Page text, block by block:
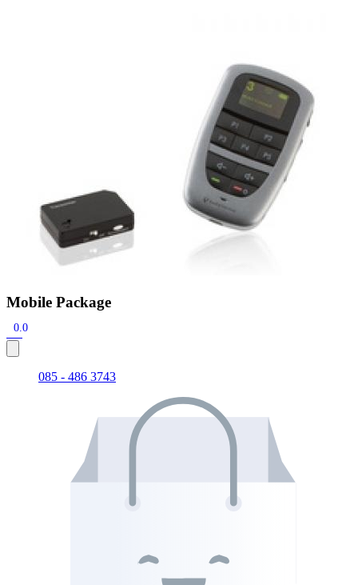
Signia Pure BCT IXSignia Silk IX
FiltersDomes
De Signia Active Mini IX is het nieuwste hoortoestel van Signia.
Bekijk
Mobile Package
0.0
085 - 486 3743